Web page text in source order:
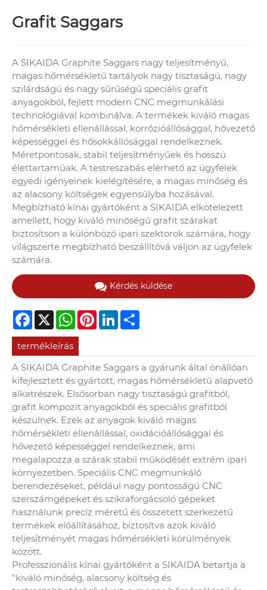
Grafit Saggars
A SIKAIDA Graphite Saggars nagy teljesítményű,
magas hőmérsékletű tartályok nagy tisztaságú, nagy
szilárdságú és nagy sűrűségű speciális grafit
anyagokból, fejlett modern CNC megmunkálási
technológiával kombinálva. A termékek kiváló magas
hőmérsékleti ellenállással, korrózióállósággal, hővezető
képességgel és hősokkállósággal rendelkeznek.
Méretpontosak, stabil teljesítményűek és hosszú
élettartamúak. A testreszabás elérhető az ügyfelek
egyedi igényeinek kielégítésére, a magas minőség és
az alacsony költségek egyensúlyba hozásával.
Megbízható kínai gyártóként a SIKAIDA elkötelezett
amellett, hogy kiváló minőségű grafit szárakat
biztosítson a különböző ipari szektorok számára, hogy
világszerte megbízható beszállítóvá váljon az ügyfelek
számára.
Kérdés küldése
Facebook
X WhatsApp
PinterestLinkedIn
termékleírás
A SIKAIDA Graphite Saggars a gyárunk által önállóan
kifejlesztett és gyártott, magas hőmérsékletű alapvető
alkatrészek. Elsősorban nagy tisztaságú grafitból,
grafit kompozit anyagokból és speciális grafitból
készülnek. Ezek az anyagok kiváló magas
hőmérsékleti ellenállással, oxidációállósággal és
hővezető képességgel rendelkeznek, ami
megalapozza a szárak stabil működését extrém ipari
környezetben. Speciális CNC megmunkáló
berendezéseket, például nagy pontosságú CNC
szerszámgépeket és szikraforgácsoló gépeket
használunk precíz méretű és összetett szerkezetű
termékek előállításához, biztosítva azok kiváló
teljesítményét magas hőmérsékleti körülmények
között.
Professzionális kínai gyártóként a SIKAIDA betartja a
"kiváló minőség, alacsony költség és